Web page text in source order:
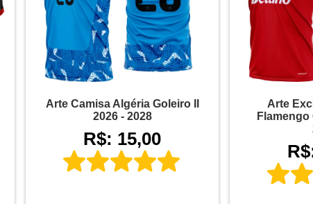
Arte Camisa Algéria Goleiro II
2026 - 2028
R$: 15,00
Arte
Flamengo